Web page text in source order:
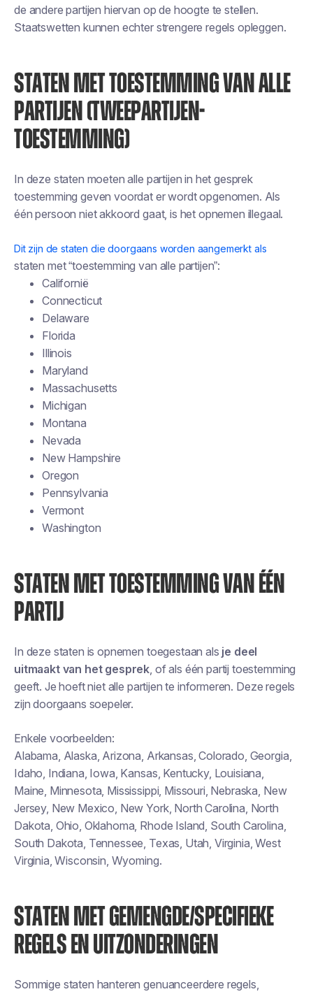
de andere partijen hiervan op de hoogte te stellen.
Staatswetten kunnen echter strengere regels opleggen.
STATEN MET TOESTEMMING VAN ALLE
PARTIJEN (TWEEPARTIJEN-
TOESTEMMING)
In deze staten moetenalle partijen in het gesprek
toestemming geven voordat er wordt opgenomen. Als
één persoon niet akkoord gaat, is het opnemen illegaal.
Dit zijn de staten die doorgaans worden aangemerkt als
staten met “toestemming van alle partijen”:
Californië
Connecticut
Delaware
Florida
Illinois
Maryland
Massachusetts
Michigan
Montana
Nevada
New Hampshire
Oregon
Pennsylvania
Vermont
Washington
STATEN MET TOESTEMMING VAN ÉÉN
PARTIJ
In deze staten is opnemen toegestaan als je deel
uitmaakt van het gesprek, of als één partij toestemming
geeft. Je hoeft niet alle partijen te informeren. Deze regels
zijn doorgaans soepeler.
Enkele voorbeelden:
Alabama, Alaska, Arizona, Arkansas, Colorado, Georgia,
Idaho, Indiana, Iowa, Kansas, Kentucky, Louisiana,
Maine, Minnesota, Mississippi, Missouri, Nebraska, New
Jersey, New Mexico, New York, North Carolina, North
Dakota, Ohio, Oklahoma, Rhode Island, South Carolina,
South Dakota, Tennessee, Texas, Utah, Virginia, West
Virginia, Wisconsin, Wyoming.
STATEN MET GEMENGDE/SPECIFIEKE
REGELS EN UITZONDERINGEN
Sommige staten hanteren genuanceerdere regels,